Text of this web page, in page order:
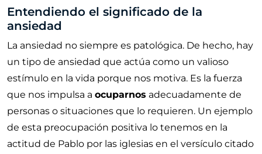
Entendiendo el significado de la
ansiedad
La ansiedad no siempre es patológica. De hecho, hay
un tipo de ansiedad que actúa como un valioso
estímulo en la vida porque nos motiva. Es la fuerza
que nos impulsa a ocuparnos adecuadamente de
personas o situaciones que lo requieren. Un ejemplo
de esta preocupación positiva lo tenemos en la
actitud de Pablo por las iglesias en el versículo citado